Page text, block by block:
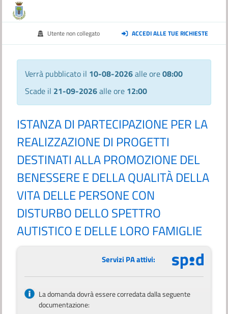
Utente non collegato ACCEDI ALLE TUE RICHIESTE
Verrà pubblicato il 10-08-2026alle ore08:00
Scade il 21-09-2026alle ore 12:00
ISTANZA DI PARTECIPAZIONE PER LA
REALIZZAZIONE DI PROGETTI
DESTINATI ALLA PROMOZIONE DEL
BENESSERE E DELLA QUALITÀ DELLA
VITA DELLE PERSONE CON
DISTURBO DELLO SPETTRO
AUTISTICO E DELLE LORO FAMIGLIE
Servizi PA attivi:
La domanda dovrà essere corredata dalla seguente
documentazione: